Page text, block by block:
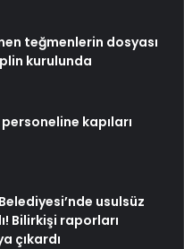
teğmenlerin dosyası
kurulunda
kapıları
usulsüz
Bilirkişi raporları
çıkardı